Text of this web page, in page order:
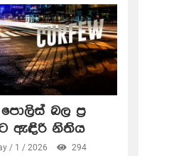
බල ප්‍ර
ඇඳිරි නිතිය
/ 1 / 2026 294